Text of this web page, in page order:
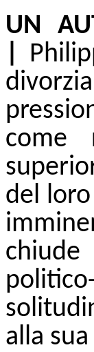
UN
come
del
alla